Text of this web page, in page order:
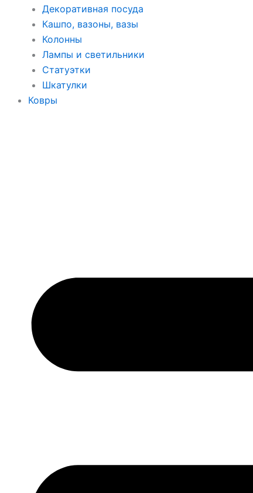
Декоративная посуда
Кашпо, вазоны, вазы
Колонны
Лампы и светильники
Статуэтки
Шкатулки
Ковры